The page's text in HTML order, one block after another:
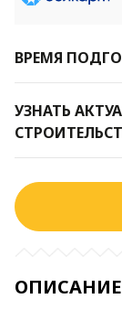
ВРЕМЯ
УЗНАТЬ
ОПИСАНИЕ